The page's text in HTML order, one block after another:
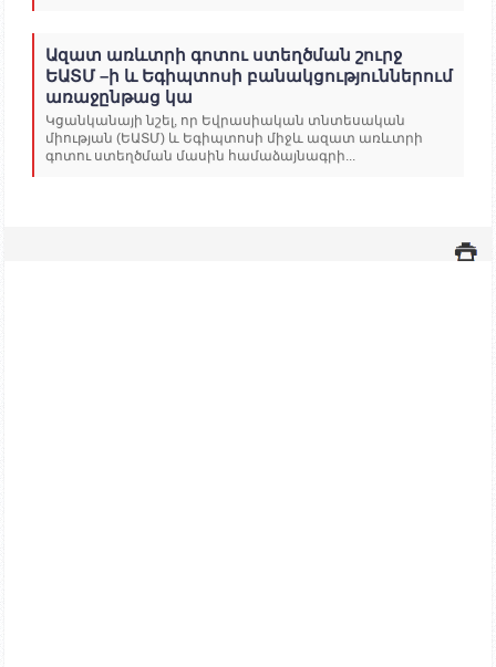
Ազատ առևտրի գոտու ստեղծման շուրջ
ԵԱՏՄ –ի և Եգիպտոսի բանակցություններում
առաջընթաց կա
Կցանկանայի նշել, որ Եվրասիական տնտեսական
միության (ԵԱՏՄ) և Եգիպտոսի միջև ազատ առևտրի
գոտու ստեղծման մասին համաձայնագրի...